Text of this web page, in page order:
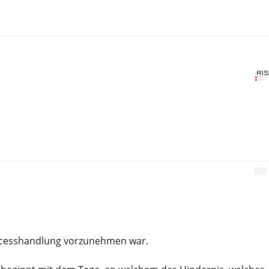
vorzunehmen war.